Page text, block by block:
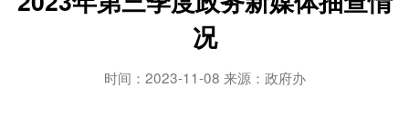
况
时间：2023-11-08 来源：政府办